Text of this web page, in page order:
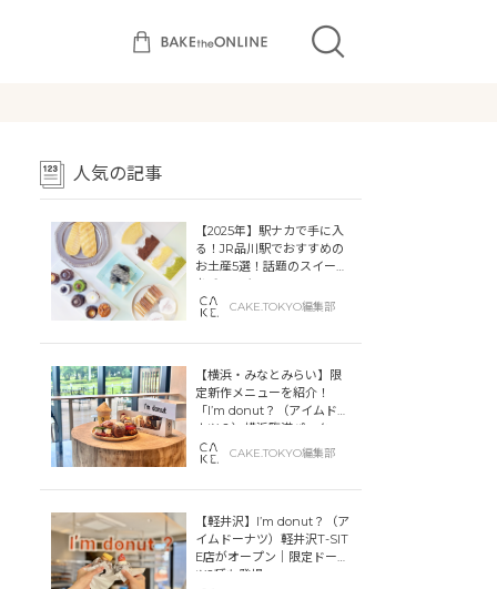
人気の記事
【2025年】駅ナカで手に入
る！JR品川駅でおすすめの
お土産5選！話題のスイーツ
をチェック
CAKE.TOKYO編集部
【横浜・みなとみらい】限
定新作メニューを紹介！
「I’m donut？（アイムドー
ナツ？）横浜臨港パーク」
「dacō（ダコー）横浜臨港
パーク」横浜ティンバーワ
CAKE.TOKYO編集部
【軽井沢】I’m donut？（ア
イムドーナツ）軽井沢T-SIT
E店がオープン｜限定ドーナ
ツ2種も登場